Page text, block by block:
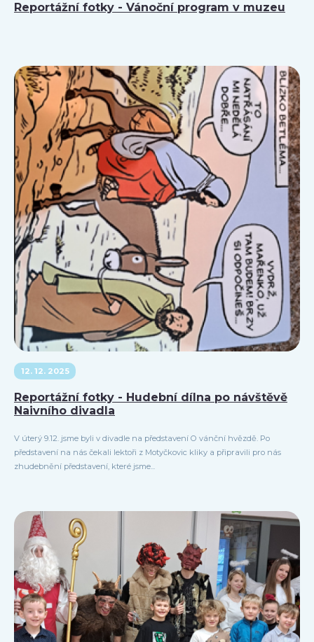
Reportážní fotky - Vánoční program v muzeu
12. 12. 2025
Reportážní fotky - Hudební dílna po návštěvě
Naivního divadla
V úterý 9.12. jsme byli v divadle na představení O vánční hvězdě. Po
představení na nás čekali lektoři z Motyčkovic kliky a připravili pro nás
zhudebnění představení, které jsme...